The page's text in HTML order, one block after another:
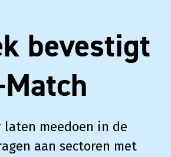
bevestigt
laten meedoen in de
aan sectoren met